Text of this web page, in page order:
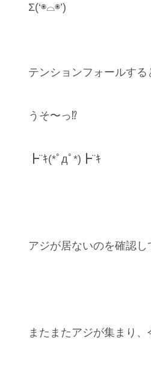
Σ(‘◉⌓◉’)
テンションフォールする
うそ〜っ⁉️
┣¨ｷ(*ﾟдﾟ*)┣¨ｷ
アジが居ないのを確認
またまたアジが集まり